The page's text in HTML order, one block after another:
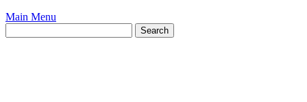
Main Menu